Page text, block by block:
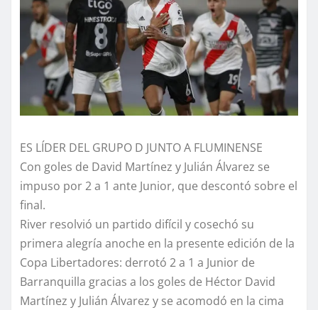
ES LÍDER DEL GRUPO D JUNTO A FLUMINENSE
Con goles de David Martínez y Julián Álvarez se
impuso por 2 a 1 ante Junior, que descontó sobre el
final.
River resolvió un partido difícil y cosechó su
primera alegría anoche en la presente edición de la
Copa Libertadores: derrotó 2 a 1 a Junior de
Barranquilla gracias a los goles de Héctor David
Martínez y Julián Álvarez y se acomodó en la cima